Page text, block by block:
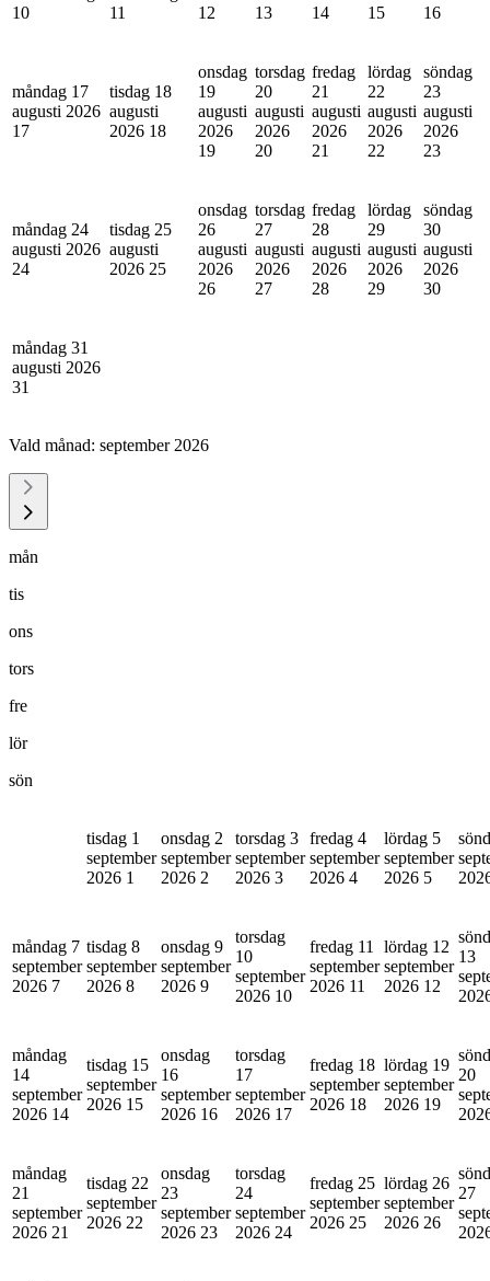
10
11
12
13
14
15
16
måndag 17
augusti 2026
17
tisdag 18
augusti
2026 18
onsdag
19
augusti
2026
19
torsdag
20
augusti
2026
20
fredag
21
augusti
2026
21
lördag
22
augusti
2026
22
söndag
23
augusti
2026
23
måndag 24
augusti 2026
24
tisdag 25
augusti
2026 25
onsdag
26
augusti
2026
26
torsdag
27
augusti
2026
27
fredag
28
augusti
2026
28
lördag
29
augusti
2026
29
söndag
30
augusti
2026
30
måndag 31
augusti 2026
31
Vald månad: september 2026
mån
tis
ons
tors
fre
lör
sön
tisdag 1
september
2026 1
onsdag 2
september
2026 2
torsdag 3
september
2026 3
fredag 4
september
2026 4
lördag 5
september
2026 5
måndag 7
september
2026 7
tisdag 8
september
2026 8
onsdag 9
september
2026 9
torsdag
10
september
2026 10
fredag 11
september
2026 11
lördag 12
september
2026 12
13
måndag
14
september
2026 14
tisdag 15
september
2026 15
onsdag
16
september
2026 16
torsdag
17
september
2026 17
fredag 18
september
2026 18
lördag 19
september
2026 19
20
måndag
21
september
2026 21
tisdag 22
september
2026 22
onsdag
23
september
2026 23
torsdag
24
september
2026 24
fredag 25
september
2026 25
lördag 26
september
2026 26
27